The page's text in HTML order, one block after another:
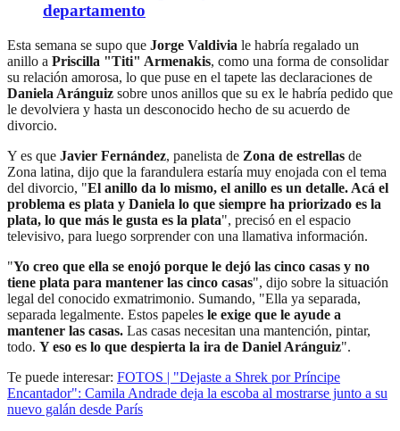
departamento
Esta semana se supo que Jorge Valdivia le habría regalado un
anillo a Priscilla "Titi" Armenakis, como una forma de consolidar
su relación amorosa, lo que puse en el tapete las declaraciones de
Daniela Aránguiz sobre unos anillos que su ex le habría pedido que
le devolviera y hasta un desconocido hecho de su acuerdo de
divorcio.
Y es que Javier Fernández, panelista de Zona de estrellas de
Zona latina, dijo que la farandulera estaría muy enojada con el tema
del divorcio, "El anillo da lo mismo, el anillo es un detalle. Acá el
problema es plata y Daniela lo que siempre ha priorizado es la
plata, lo que más le gusta es la plata", precisó en el espacio
televisivo, para luego sorprender con una llamativa información.
"Yo creo que ella se enojó porque le dejó las cinco casas y no
tiene plata para mantener las cinco casas", dijo sobre la situación
legal del conocido exmatrimonio. Sumando, "Ella ya separada,
separada legalmente. Estos papeles le exige que le ayude a
mantener las casas. Las casas necesitan una mantención, pintar,
todo. Y eso es lo que despierta la ira de Daniel Aránguiz".
Te puede interesar: FOTOS | "Dejaste a Shrek por Príncipe
Encantador": Camila Andrade deja la escoba al mostrarse junto a su
nuevo galán desde París